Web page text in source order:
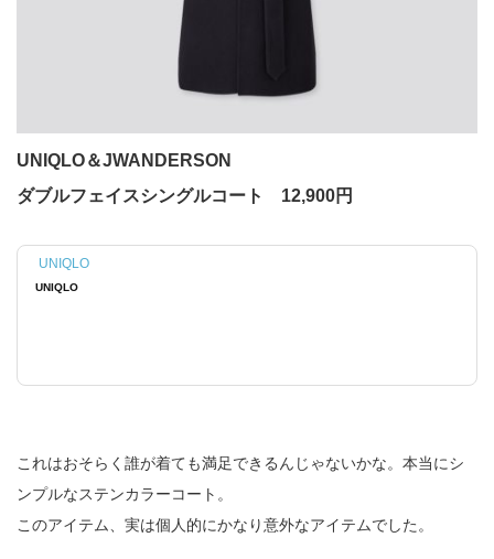
UNIQLO＆JWANDERSON
ダブルフェイスシングルコート 12,900円
UNIQLO
UNIQLO
これはおそらく誰が着ても満足できるんじゃないかな。本当にシ
ンプルなステンカラーコート。
このアイテム、実は個人的にかなり意外なアイテムでした。